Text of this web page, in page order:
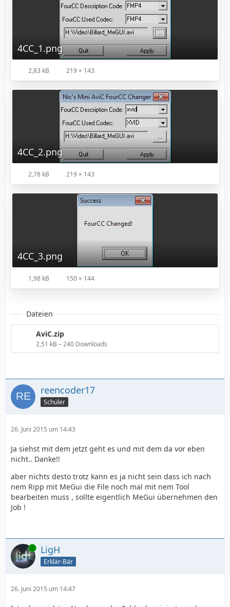
4CC_1.png
2,83 kB 219 × 143
4CC_2.png
2,78 kB 219 × 143
4CC_3.png
1,98 kB 150 × 144
Dateien
AviC.zip
2,51 kB – 240 Downloads
reencoder17
Schüler
26. Juni 2015 um 14:43
Ja siehst mit dem jetzt geht es und mit dem da vor eben
nicht.. Danke!!
aber nichts desto trotz kann es ja nicht sein dass ich nach
nem Ripp mit MeGui die File noch mal mit nem Tool
bearbeiten muss , sollte eigentlich MeGui übernehmen den
Job !
Online LigH
Erklär-Bär
26. Juni 2015 um 14:47